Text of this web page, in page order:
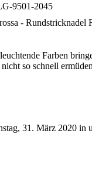
9501-2045
Farben
so schnell
31. März 2020 in